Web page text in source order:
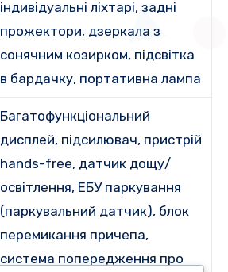
індивідуальні ліхтарі, задні
прожектори, дзеркала з
сонячним козирком, підсвітка
в бардачку, портативна лампа
Багатофункціональний
дисплей, підсилювач, пристрій
hands-free, датчик дощу/
освітлення, ЕБУ паркування
(паркувальний датчик), блок
перемикання причепа,
система попередження про